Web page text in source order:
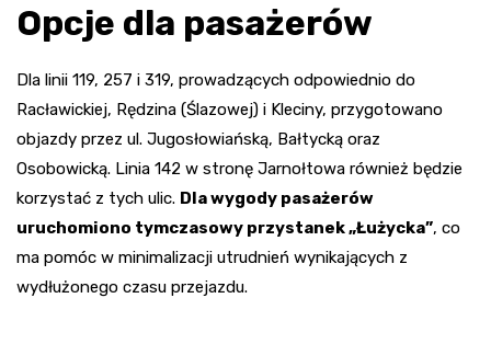
Opcje dla pasażerów
Dla linii 119, 257 i 319, prowadzących odpowiednio do
Racławickiej, Rędzina (Ślazowej) i Kleciny, przygotowano
objazdy przez ul. Jugosłowiańską, Bałtycką oraz
Osobowicką. Linia 142 w stronę Jarnołtowa również będzie
korzystać z tych ulic. Dla wygody pasażerów
uruchomiono tymczasowy przystanek „Łużycka”, co
ma pomóc w minimalizacji utrudnień wynikających z
wydłużonego czasu przejazdu.